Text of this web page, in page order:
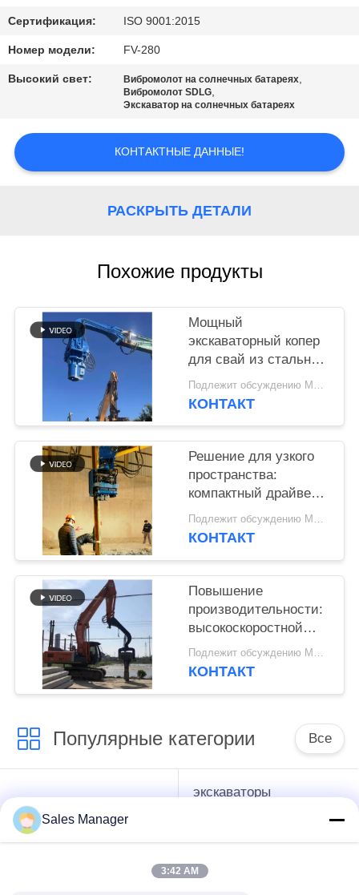
НОВОСТИ
СЛУЧАИ
СПРОСИТЕ
Сертификация: ISO 9001:2015
Номер модели: FV-280
Высокий свет: Вибромолот на солнечных батареях,
Вибромолот SDLG,
Экскаватор на солнечных батареях
КОНТАКТНЫЕ ДАННЫЕ!
РАСКРЫТЬ ДЕТАЛИ
Похожие продукты
Мощный
экскаваторный копер
для свай из стальных
труб и шпунтовых
свай
Подлежит обсуждению MOQ:1 набор
КОНТАКТ
Решение для узкого
пространства:
компактный драйвер с
боковой крепкой для
узких мест
Подлежит обсуждению MOQ:1 набор
КОНТАКТ
Повышение
производительности:
высокоскоростной
сваебой с мощной
вибрацией для
Подлежит обсуждению MOQ:1 набор
КОНТАКТ
Популярные категории Все
гидравлические
Копёр
экскаваторы
Sales Manager
3:42 AM